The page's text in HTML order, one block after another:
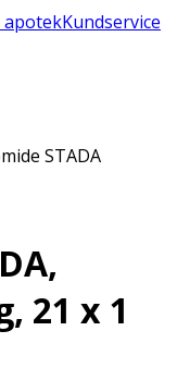
apotekKundservice
STADA
21 x 1